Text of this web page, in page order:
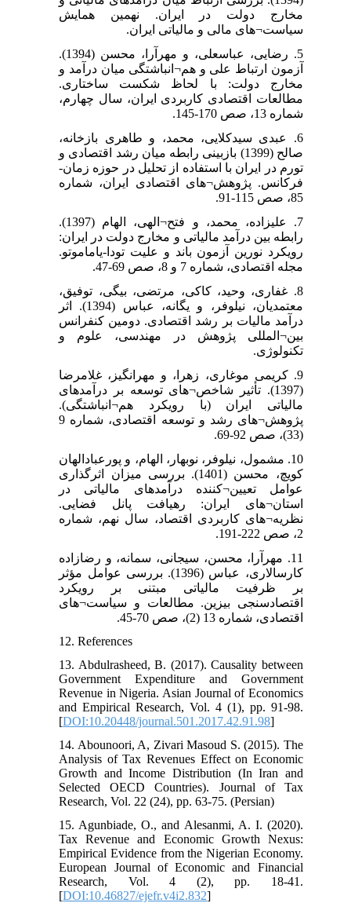
مخارج دولت در ایران. نهمین همایش
سیاست¬های مالی و مالیاتی ایران.
5. رضایی، عباسعلی، و مهرآرا، محسن (1394).
آزمون ارتباط علی و هم¬انباشتگی میان درآمد و
مخارج دولت: با لحاظ شکست ساختاری.
مطالعات اقتصادی کاربردی ایران، سال چهارم،
شماره 13، صص 170-145.
6. عبدی سیدکلایی، محمد، و طاهری بازخانه،
صالح (1399) بازبینی رابطه میان رشد اقتصادی و
تورم در ایران با استفاده از تحلیل در حوزه زمان-
فرکانس. پژوهش¬های اقتصادی ایران، شماره
85، صص 115-91.
7. علیزاده، محمد، و فتح¬الهی، الهام (1397).
رابطه بین درآمد مالیاتی و مخارج دولت در ایران:
رویکرد نورین آزمون باند و علیت تودا-یاماموتو.
مجله اقتصادی، شماره 7 و 8، صص 69-47.
8. غفاری، وحید، کاکی، مرتضی، بیگی، توفیق،
معتمدیان، نیلوفر، و یگانه، عباس (1394). اثر
درآمد مالیات بر رشد اقتصادی. دومین کنفرانس
بین¬المللی پژوهش در مهندسی، علوم و
تکنولوژی.
9. کریمی موغاری، زهرا، و مهرانگیز، غلامرضا
(1397). تأثیر شاخص¬های توسعه بر درآمدهای
مالیاتی ایران (با رویکرد هم¬انباشتگی).
پژوهش¬های رشد و توسعه اقتصادی، شماره 9
(33)، صص 92-69.
10. مشمول، نیلوفر، نوبهار، الهام، و پورعبادالهان
کویچ، محسن (1401). بررسی میزان اثرگذاری
عوامل تعیین¬کننده درآمدهای مالیاتی در
استان¬های ایران: رهیافت پانل فضایی.
نظریه¬های کاربردی اقتصاد، سال نهم، شماره
2، صص 222-191.
11. مهرآرا، محسن، سیجانی، سمانه، و رضازاده
کارسالاری، عباس (1396). بررسی عوامل مؤثر
بر ظرفیت مالیاتی مبتنی بر رویکرد
اقتصادسنجی بیزین. مطالعات و سیاست¬های
اقتصادی، شماره 13 (2)، صص 70-45.
12. References
13. Abdulrasheed, B. (2017). Causality between
Government Expenditure and Government
Revenue in Nigeria. Asian Journal of Economics
and Empirical Research, Vol. 4 (1), pp. 91-98.
[DOI:10.20448/journal.501.2017.42.91.98]
14. Abounoori, A, Zivari Masoud S. (2015). The
Analysis of Tax Revenues Effect on Economic
Growth and Income Distribution (In Iran and
Selected OECD Countries). Journal of Tax
Research, Vol. 22 (24), pp. 63-75. (Persian)
15. Agunbiade, O., and Alesanmi, A. I. (2020).
Tax Revenue and Economic Growth Nexus:
Empirical Evidence from the Nigerian Economy.
European Journal of Economic and Financial
Research, Vol. 4 (2), pp. 18-41.
[DOI:10.46827/ejefr.v4i2.832]